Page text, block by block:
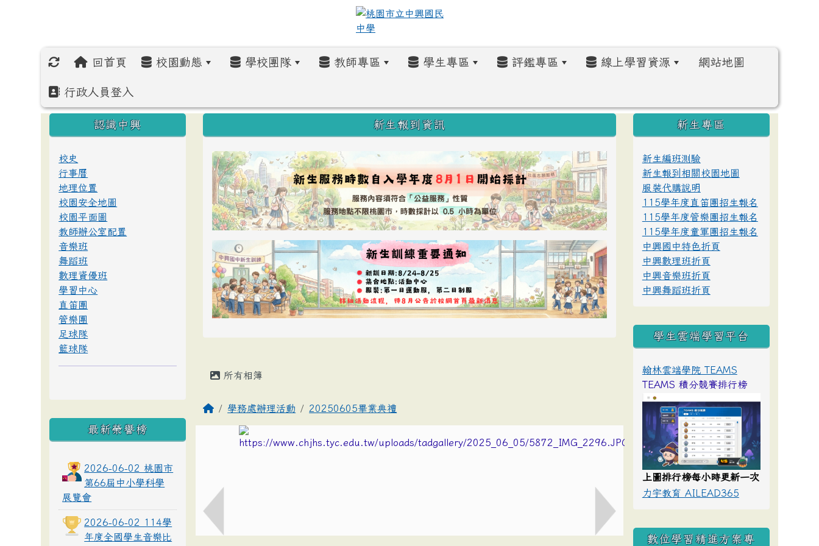
回首頁 校園動態 學校團隊 教師專區 學生專區 評鑑專區 線上學習資源 網站地圖
行政人員登入
:::
新生報到資訊
所有相簿
學務處辦理活動 20250605畢業典禮
:::
認識中興
校史
行事曆
地理位置
校園安全地圖
校園平面圖
教師辦公室配置
音樂班
舞蹈班
數理資優班
學習中心
直笛團
管樂團
足球隊
籃球隊
最新榮譽榜
2026-06-02 桃園市
第66屆中小學科學
展覽會
2026-06-02 114學
年度全國學生音樂比
:::
新生專區
新生編班測驗
新生報到相關校園地圖
服裝代購說明
115學年度直笛團招生報名
115學年度管樂團招生報名
115學年度童軍團招生報名
中興國中特色折頁
中興數理班折頁
中興音樂班折頁
中興舞蹈班折頁
學生雲端學習平台
翰林雲端學院 TEAMS
TEAMS 積分競賽排行榜
上圖排行榜每小時更新一次
力宇教育 AILEAD365
數位學習精進方案專